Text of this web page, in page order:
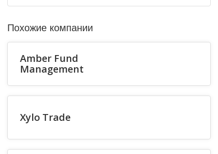
Похожие компании
Amber Fund
Management
Xylo Trade